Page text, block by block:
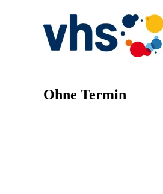
Ohne Termin